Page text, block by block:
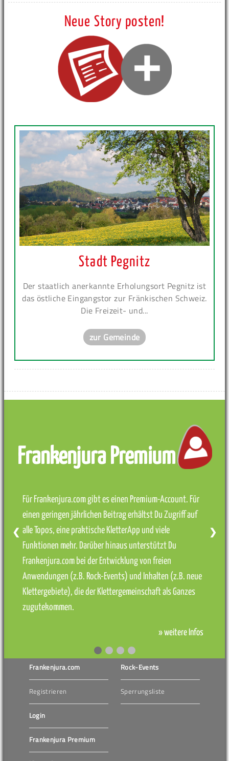
Neue Story posten!
Stadt Pegnitz
Der staatlich anerkannte Erholungsort Pegnitz ist
das östliche Eingangstor zur Fränkischen Schweiz.
Die Freizeit- und...
zur Gemeinde
Frankenjura Premium
Für Frankenjura.com gibt es einen Premium-Account. Für
einen geringen jährlichen Beitrag erhältst Du Zugriff auf
alle Topos, eine praktische KletterApp und viele
Funktionen mehr. Darüber hinaus unterstützt Du
Frankenjura.com bei der Entwicklung von freien
Anwendungen (z.B. Rock-Events) und Inhalten (z.B. neue
Klettergebiete), die der Klettergemeinschaft als Ganzes
zugutekommen.
» weitere Infos
❮ ❯
Frankenjura.com
Registrieren
Login
Frankenjura Premium
Rock-Events
Sperrungsliste